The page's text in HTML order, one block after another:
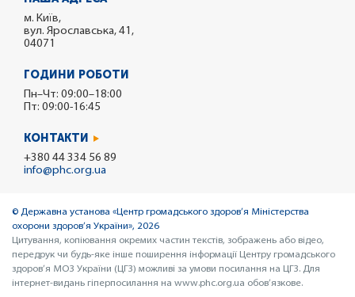
м. Київ,
вул. Ярославська, 41,
04071
ГОДИНИ РОБОТИ
Пн–Чт: 09:00–18:00
Пт: 09:00-16:45
КОНТАКТИ
+380 44 334 56 89
info@phc.org.ua
© Державна установа «Центр громадського здоров’я Міністерства
охорони здоров’я України», 2026
Цитування, копіювання окремих частин текстів, зображень або відео,
передрук чи будь-яке інше поширення інформації Центру громадського
здоров’я МОЗ України (ЦГЗ) можливі за умови посилання на ЦГЗ. Для
інтернет-видань гіперпосилання на www.phc.org.ua обов’язкове.